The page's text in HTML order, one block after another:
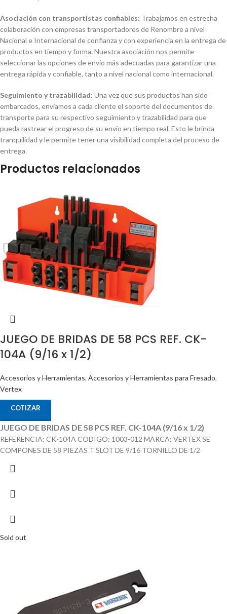
Asociación con transportistas confiables: Trabajamos en estrecha
colaboración con empresas transportadores de Renombre a nivel
Nacional e Internacional de confianza y con experiencia en la entrega de
productos en tiempo y forma. Nuestra asociación nos permite
seleccionar las opciones de envío más adecuadas para garantizar una
entrega rápida y confiable, tanto a nivel nacional como internacional.
Seguimiento y trazabilidad: Una vez que sus productos han sido
embarcados, enviamos a cada cliente el soporte del documentos de
transporte para su respectivo seguimiento y trazabilidad para que
pueda rastrear el progreso de su envío en tiempo real. Esto le brinda
tranquilidad y le permite tener una visibilidad completa del proceso de
entrega.
Productos relacionados
JUEGO DE BRIDAS DE 58 PCS REF. CK-
104A (9/16 x 1/2)
Accesorios y Herramientas, Accesorios y Herramientas para Fresado,
Vertex
COTIZAR
JUEGO DE BRIDAS DE 58 PCS REF. CK-104A (9/16 x 1/2)
REFERENCIA: CK-104A CODIGO: 1003-012 MARCA: VERTEX SE
COMPONES DE 58 PIEZAS T SLOT DE 9/16 TORNILLO DE 1/2
Sold out